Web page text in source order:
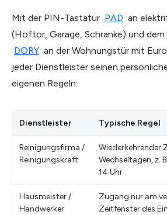
Mit der PIN-Tastatur PAD an
(Hoftor, Garage, Schranke) und
DORY an der Wohnungstür mit
jeder Dienstleister seinen
eigenen Regeln:
Dienstleister Typische Regel
Reinigungsfirma /
Reinigungskraft
Wiederkehrender
Wechseltagen, z.
14 Uhr
Hausmeister /
Handwerker
Zugang nur am
Zeitfenster des